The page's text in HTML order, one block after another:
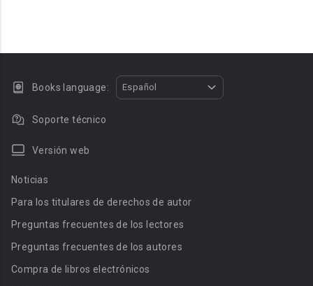
Books language: Español
Soporte técnico
Versión web
Noticias
Para los titulares de derechos de autor
Preguntas frecuentes de los lectores
Preguntas frecuentes de los autores
Compra de libros electrónicos